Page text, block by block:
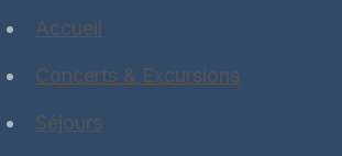
Accueil
Concerts & Excursions
Séjours